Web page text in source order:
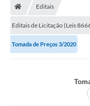
Legislação
Transparência
Câmara Municipal
Editais
Editais de Licitação (Leis
Tomada de Preços 3/2020